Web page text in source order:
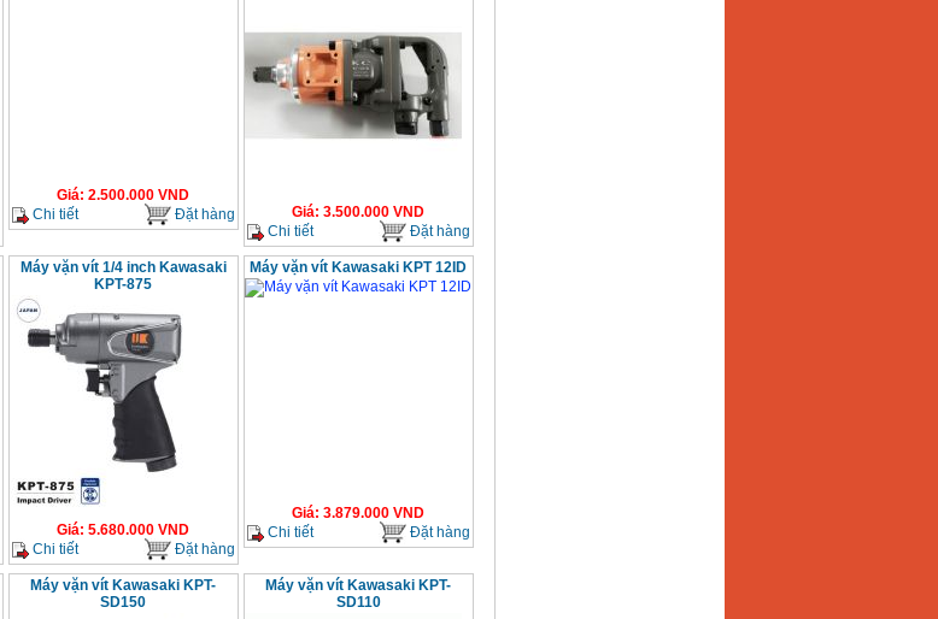
Giá: 2.500.000 VND
Chi tiết
Đặt hàng Giá: 3.500.000 VND
Chi tiết
Đặt hàng
Máy vặn vít 1/4 inch Kawasaki
KPT-875
Giá: 5.680.000 VND
Chi tiết
Đặt hàng
Máy vặn vít Kawasaki KPT 12ID
Giá: 3.879.000 VND
Chi tiết
Đặt hàng
Máy vặn vít Kawasaki KPT-
SD150
Máy vặn vít Kawasaki KPT-
SD110